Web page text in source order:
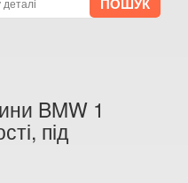
keyboard_arrow_down
BMW 1
під